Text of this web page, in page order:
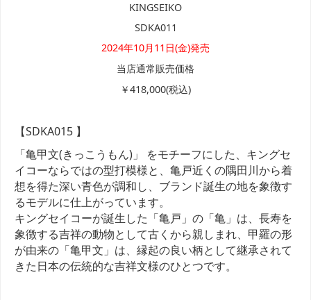
KINGSEIKO
SDKA011
2024年10月11日(金)発売
当店通常販売価格
￥418,000(税込)
【SDKA015 】
「亀甲文(きっこうもん)」 をモチーフにした、キングセ
イコーならではの型打模様と、亀戸近くの隅田川から着
想を得た深い青色が調和し、ブランド誕生の地を象徴す
るモデルに仕上がっています。
キングセイコーが誕生した「亀戸」の「亀」は、長寿を
象徴する吉祥の動物として古くから親しまれ、甲羅の形
が由来の「亀甲文」は、縁起の良い柄として継承されて
きた日本の伝統的な吉祥文様のひとつです。